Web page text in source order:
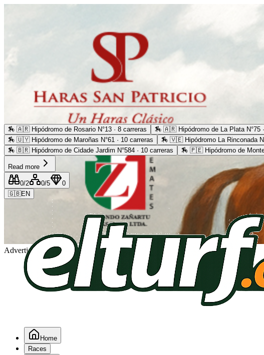
Advertising
🏇 🇦🇷 Hipódromo de Rosario N°13 · 8 carreras 🏇 🇦🇷 Hipódromo de La Plata N°75
🏇 🇺🇾 Hipódromo de Maroñas N°61 · 10 carreras 🏇 🇻🇪 Hipódromo La Rinconada
🏇 🇧🇷 Hipódromo de Cidade Jardim N°584 · 10 carreras 🏇 🇵🇪 Hipódromo de
Read more
0/2 0/5
0
🇬🇧EN
Home
Races